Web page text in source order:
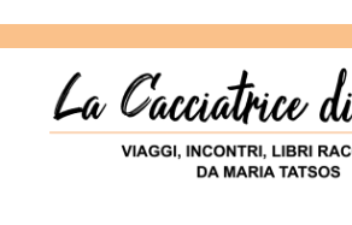
LA CACCIATRICE DI STORIE
VIAGGI, INCONTRI, LIBRI
TATSOS